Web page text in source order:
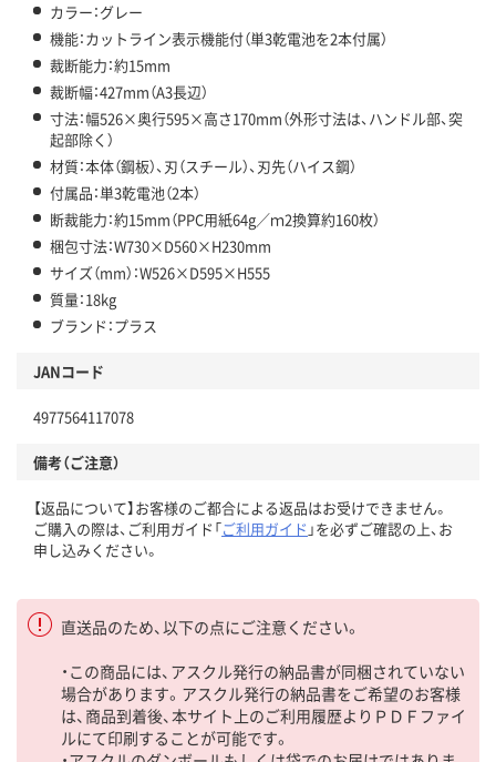
カラー：グレー
機能：カットライン表示機能付（単3乾電池を2本付属）
裁断能力：約15mm
裁断幅：427mm（A3長辺）
寸法：幅526×奥行595×高さ170mm（外形寸法は、ハンドル部、突
起部除く）
材質：本体（鋼板）、刃（スチール）、刃先（ハイス鋼）
付属品：単3乾電池（2本）
断裁能力：約15mm（PPC用紙64g／ｍ2換算約160枚）
梱包寸法：W730×D560×H230mm
サイズ（mm）：W526×D595×H555
質量：18kg
ブランド：プラス
JANコード
4977564117078
備考（ご注意）
【返品について】お客様のご都合による返品はお受けできません。
ご購入の際は、ご利用ガイド「ご利用ガイド 」を必ずご確認の上、お
申し込みください。
直送品のため、以下の点にご注意ください。
・この商品には、アスクル発行の納品書が同梱されていない
場合があります。アスクル発行の納品書をご希望のお客様
は、商品到着後、本サイト上のご利用履歴よりＰＤＦファイ
ルにて印刷することが可能です。